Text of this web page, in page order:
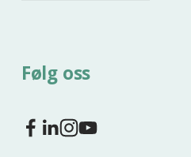
Følg oss